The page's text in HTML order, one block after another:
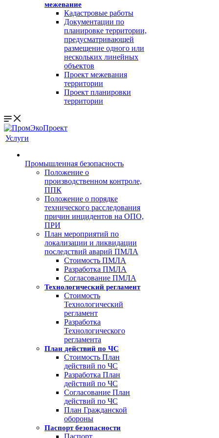
межевание
Кадастровые работы
Документации по
планировке территории,
предусматривающей
размещение одного или
нескольких линейных
объектов
Проект межевания
территории
Проект планировки
территории
Услуги
Промышленная безопасность
Положение о
производственном контроле,
ППК
Положение о порядке
технического расследования
причин инцидентов на ОПО,
ПРИ
План мероприятий по
локализации и ликвидации
последствий аварий ПМЛА
Стоимость ПМЛА
Разработка ПМЛА
Согласование ПМЛА
Технологический регламент
Стоимость
Технологический
регламент
Разработка
Технологического
регламента
План действий по ЧС
Стоимость План
действий по ЧС
Разработка План
действий по ЧС
Согласование План
действий по ЧС
План Гражданской
обороны
Паспорт безопасности
Паспорт